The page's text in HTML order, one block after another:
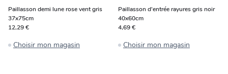
Paillasson demi lune rose vent gris
37x75cm
12,29 €
Choisir mon magasin
Paillasson d'entrée rayures gris noir
40x60cm
4,69 €
Choisir mon magasin